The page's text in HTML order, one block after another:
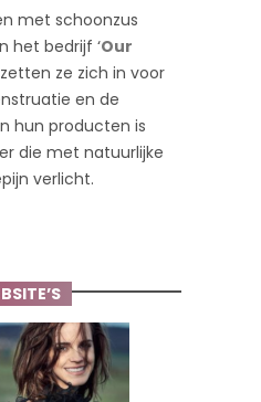
met schoonzus
het bedrijf ‘Our
zetten ze zich in voor
en de
hun producten is
die met natuurlijke
verlicht.